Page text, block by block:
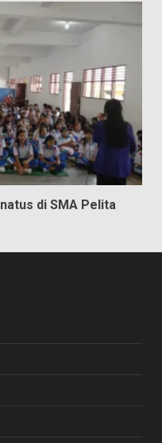
di SMA Pelita